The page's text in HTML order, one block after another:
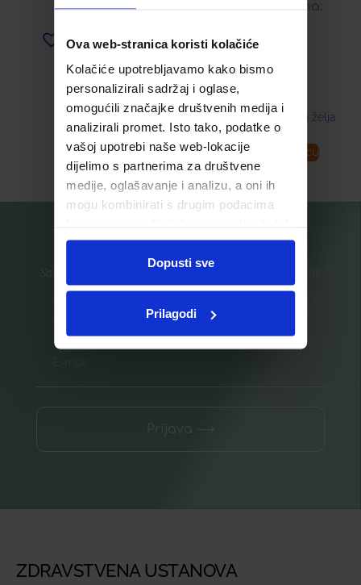
Ova web-stranica koristi kolačiće
Kolačiće upotrebljavamo kako bismo
personalizirali sadržaj i oglase,
omogućili značajke društvenih medija i
analizirali promet. Isto tako, podatke o
vašoj upotrebi naše web-lokacije
dijelimo s partnerima za društvene
medije, oglašavanje i analizu, a oni ih
mogu kombinirati s drugim podacima
ste upotrebljavali njihove usluge.
Dopusti sve
Prilagodi
Dodaj u listu želja
Pročitaj više
Snižena cijena:
8,45
Dodaj u listu želja
Dodaj u košaricu
Saznajte prvi za nove proizvode i ekskluzivne promocije
Prijavite se na listu za novosti
Prijava ⟶
ZDRAVSTVENA USTANOVA